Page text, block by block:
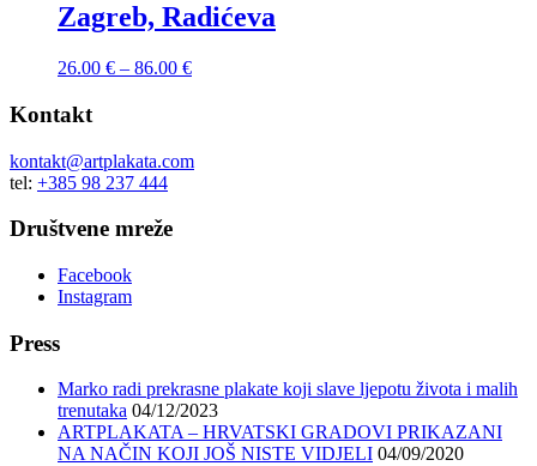
Zagreb, Radićeva
26.00 € – 86.00 €
Kontakt
kontakt@artplakata.com
tel: +385 98 237 444
Društvene mreže
Facebook
Instagram
Press
Marko radi prekrasne plakate koji slave ljepotu života i malih
trenutaka 04/12/2023
ARTPLAKATA – HRVATSKI GRADOVI PRIKAZANI
NA NAČIN KOJI JOŠ NISTE VIDJELI 04/09/2020